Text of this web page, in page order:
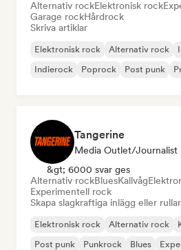
Alternativ rockElektronisk rock
Garage rockHårdrock
Skriva artiklar
Elektronisk rock Alternativ rock
Indierock
Poprock Post punk
Tangerine
Media Outlet/Journalist
&gt; 6000 svar ges
Alternativ rockBluesKallvåg
Experimentell rock
Skapa slagkraftiga inlägg eller
Elektronisk rock Alternativ rock
Post punk
Punkrock Blues